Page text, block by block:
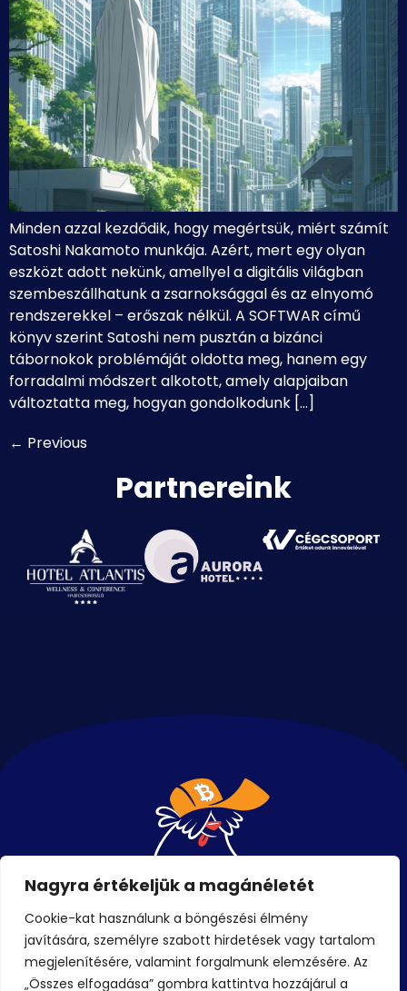
Nagyra értékeljük a magánéletét
Cookie-kat használunk a böngészési élmény
javítására, személyre szabott hirdetések vagy tartalom
megjelenítésére, valamint forgalmunk elemzésére. Az
„Összes elfogadása” gombra kattintva hozzájárul a
Minden azzal kezdődik, hogy megértsük, miért számít
Satoshi Nakamoto munkája. Azért, mert egy olyan
eszközt adott nekünk, amellyel a digitális világban
szembeszállhatunk a zsarnoksággal és az elnyomó
rendszerekkel – erőszak nélkül. A SOFTWAR című
könyv szerint Satoshi nem pusztán a bizánci
tábornokok problémáját oldotta meg, hanem egy
forradalmi módszert alkotott, amely alapjaiban
változtatta meg, hogyan gondolkodunk […]
← Previous
Partnereink
Események